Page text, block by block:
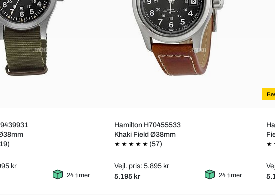
kr
24 timer
Hamilton H70455533
Khaki Field Ø38mm
(57)
Vejl. pris: 5.895 kr
5.195 kr 24 timer